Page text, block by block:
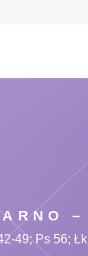
–
49; Ps 56;